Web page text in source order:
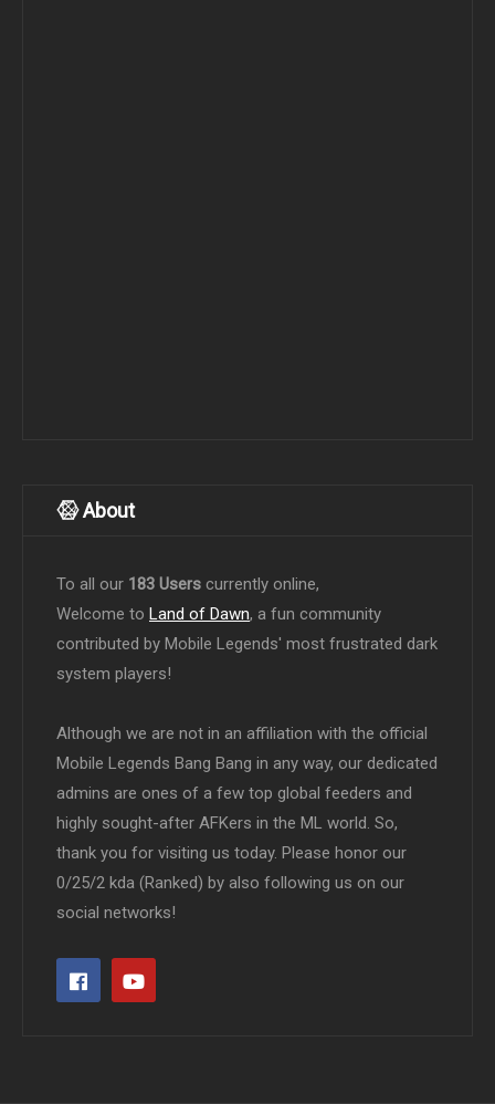
About
To all our 183 Users currently online,
Welcome to Land of Dawn, a fun community
contributed by Mobile Legends' most frustrated dark
system players!
Although we are not in an affiliation with the official
Mobile Legends Bang Bang in any way, our dedicated
admins are ones of a few top global feeders and
highly sought-after AFKers in the ML world. So,
thank you for visiting us today. Please honor our
0/25/2 kda (Ranked) by also following us on our
social networks!